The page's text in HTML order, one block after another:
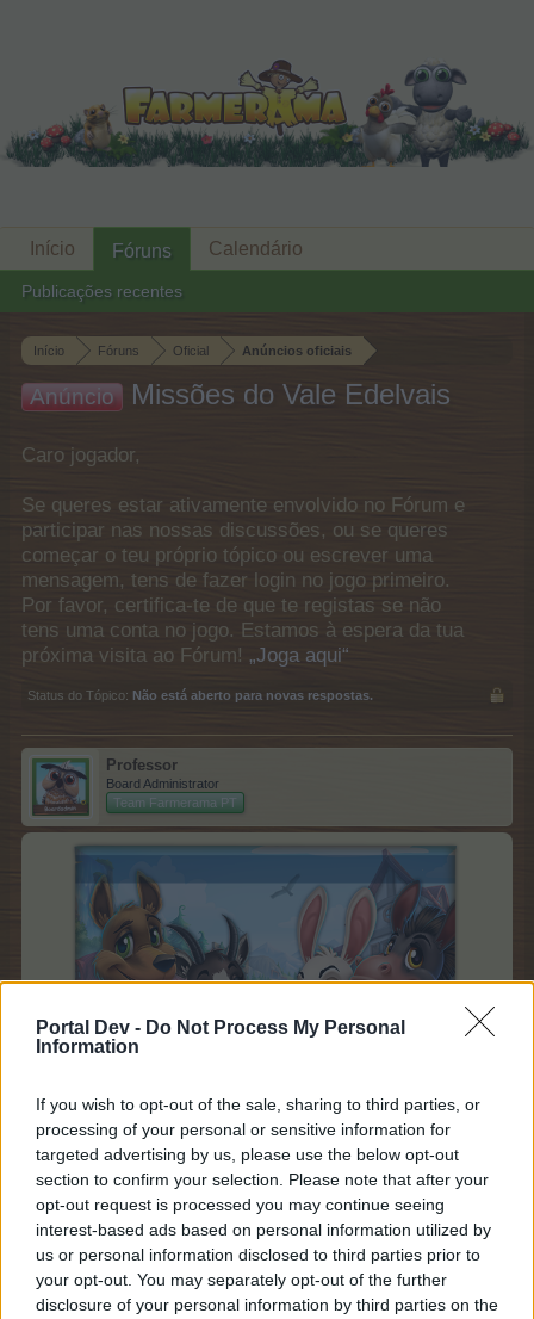
Portal Dev - Do Not Process My Personal
Information
If you wish to opt-out of the sale, sharing to third parties, or
processing of your personal or sensitive information for
targeted advertising by us, please use the below opt-out
section to confirm your selection. Please note that after your
opt-out request is processed you may continue seeing
interest-based ads based on personal information utilized by
us or personal information disclosed to third parties prior to
your opt-out. You may separately opt-out of the further
disclosure of your personal information by third parties on the
Início Fóruns Oficial Anúncios oficiais
Anúncio Missões do Vale Edelvais
Caro jogador,
Se queres estar ativamente envolvido no Fórum e
participar nas nossas discussões, ou se queres
começar o teu próprio tópico ou escrever uma
mensagem, tens de fazer login no jogo primeiro.
Por favor, certifica-te de que te registas se não
tens uma conta no jogo. Estamos à espera da tua
próxima visita ao Fórum! „Joga aqui“
Status do Tópico: Não está aberto para novas respostas.
Professor
Board Administrator
Team Farmerama PT
Caros fazendeiros(as),
temos agora mais atualizações para oVale
Edelvais, quem está conseguindo acompanhar?
Início Fóruns
Publicações recentes
Calendário